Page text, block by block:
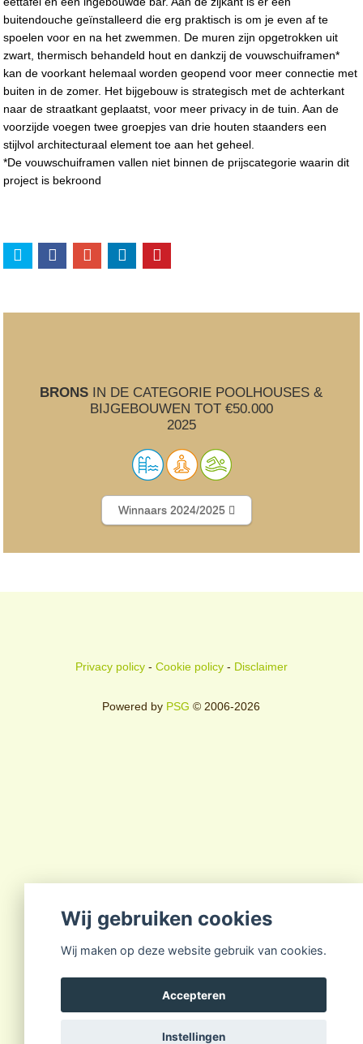
buitendouche geïnstalleerd die erg praktisch is om je even af te
spoelen voor en na het zwemmen. De muren zijn opgetrokken uit
zwart, thermisch behandeld hout en dankzij de vouwschuiframen*
kan de voorkant helemaal worden geopend voor meer connectie met
buiten in de zomer. Het bijgebouw is strategisch met de achterkant
naar de straatkant geplaatst, voor meer privacy in de tuin. Aan de
voorzijde voegen twee groepjes van drie houten staanders een
stijlvol architecturaal element toe aan het geheel.
*De vouwschuiframen vallen niet binnen de prijscategorie waarin dit
project is bekroond
BRONS IN DE CATEGORIE POOLHOUSES &
BIJGEBOUWEN TOT €50.000
2025
Winnaars 2024/2025
Privacy policy- Cookie policy- Disclaimer
Powered by PSG © 2006-2026
Wij gebruiken cookies
Wij maken op deze website gebruik van cookies.
Accepteren
Instellingen